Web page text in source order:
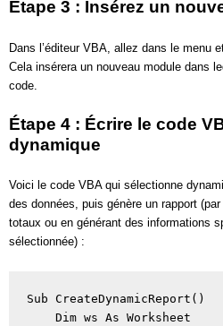
Étape 3 : Insérez un
Dans l’éditeur VBA, allez dans le menu
Cela insérera un nouveau module dans
code.
Étape 4 : Écrire le code
dynamique
Voici le code VBA qui sélectionne
des données, puis génère un rapport
totaux ou en générant des informations
sélectionnée) :
Sub CreateDynamicReport()
Dim ws As Worksheet